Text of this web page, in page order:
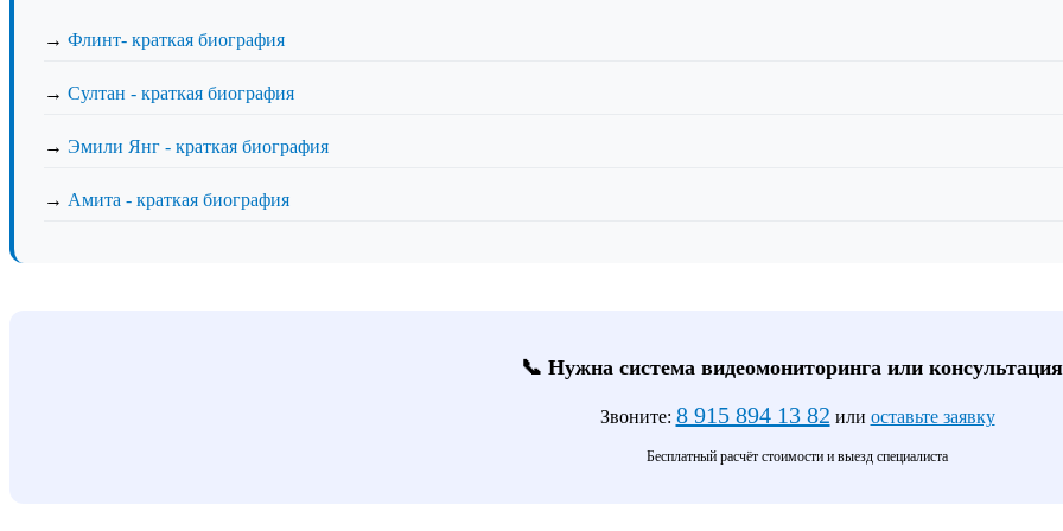
→ Флинт- краткая биография
→ Султан - краткая биография
→ Эмили Янг - краткая биография
→ Амита - краткая биография
📞 Нужна система видеомониторинга или
Звоните: 8 915 894 13 82 или оставьте заявку
Бесплатный расчёт стоимости и выезд специалиста